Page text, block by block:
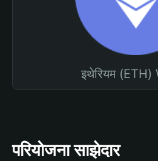
इथेरियम (ETH)
परियोजना साझेदार